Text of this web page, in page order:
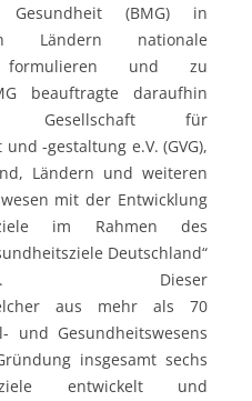
Gesundheit (BMG) in
Ländern nationale
formulieren und zu
beauftragte daraufhin
für
-gestaltung e.V. (GVG),
Ländern und weiteren
mit der Entwicklung
im Rahmen des
Deutschland“
Dieser
aus mehr als 70
und Gesundheitswesens
insgesamt sechs
entwickelt und